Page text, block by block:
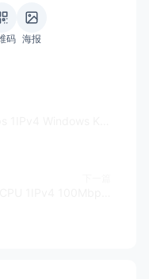
码 海报